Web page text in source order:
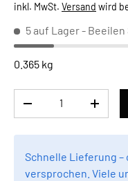
inkl. MwSt. Versand wird
5 auf Lager- Beeilen
0.365 kg
MENGE VERRINGERN
MENGE
Schnelle Lieferung
versprochen. Viele